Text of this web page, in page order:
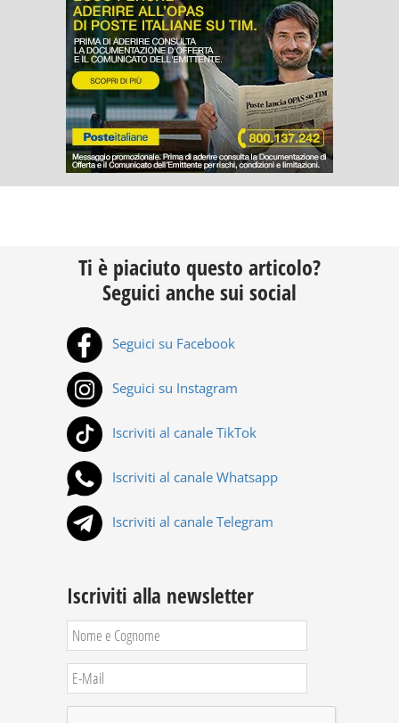
Ti è piaciuto questo articolo?
Seguici anche sui social
Seguici su Facebook
Seguici su Instagram
Iscriviti al canale TikTok
Iscriviti al canale Whatsapp
Iscriviti al canale Telegram
Iscriviti alla newsletter